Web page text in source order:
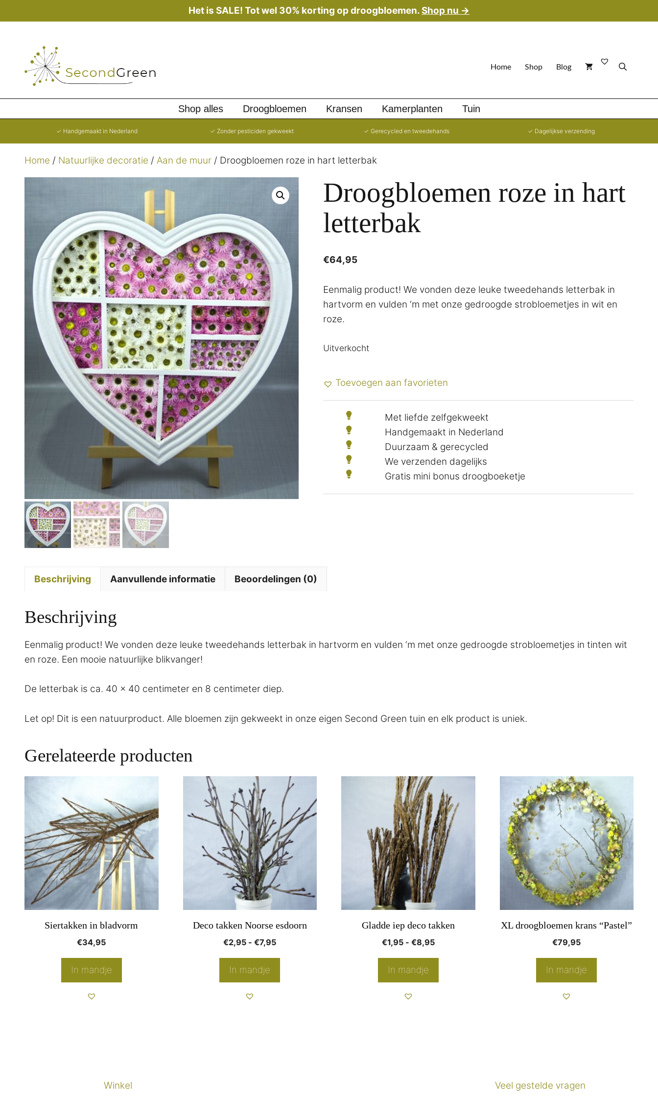
naar
Het is SALE! Tot wel 30% korting op droogbloemen. Shop nu →
Home Shop Blog
Shop alles Droogbloemen Kransen Kamerplanten Tuin
✓ Handgemaakt in Nederland ✓ Zonder pesticiden gekweekt ✓ Gerecycled en tweedehands ✓ Dagelijkse verzending
Home / Natuurlijke decoratie / Aan de muur / Droogbloemen roze in hart letterbak
Droogbloemen roze in hart
letterbak
€64,95
Eenmalig product! We vonden deze leuke tweedehands letterbak in
hartvorm en vulden ‘m met onze gedroogde strobloemetjes in wit en
roze.
Uitverkocht
Toevoegen aan favorieten
Met liefde zelfgekweekt
Handgemaakt in Nederland
Duurzaam & gerecycled
We verzenden dagelijks
Gratis mini bonus droogboeketje
Beschrijving Aanvullende informatie Beoordelingen (0)
Beschrijving
Eenmalig product! We vonden deze leuke tweedehands letterbak in hartvorm en vulden ‘m met onze gedroogde strobloemetjes in tinten wit
en roze. Een mooie natuurlijke blikvanger!
De letterbak is ca. 40 x 40 centimeter en 8 centimeter diep.
Let op! Dit is een natuurproduct. Alle bloemen zijn gekweekt in onze eigen Second Green tuin en elk product is uniek.
Gerelateerde producten
Siertakken in bladvorm
€34,95
In mandje
Deco takken Noorse esdoorn
€2,95 - €7,95Prijsklasse:
€7,95
In mandje
product
heeft
meerdere
Deze
gekozen
op
productpagina
Gladde iep deco takken
€1,95 - €8,95Prijsklasse:
€8,95
In mandje
meerdere
variaties.
gekozen
productpagina
XL droogbloemen krans “Pastel”
€79,95
In mandje
Winkel Veel gestelde vragen